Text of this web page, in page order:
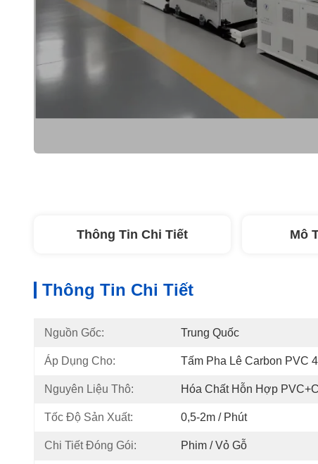
Thông Tin Chi Tiết Mô
Thông Tin Chi Tiết
Nguồn Gốc: Trung Quốc
Áp Dụng Cho: Tấm Pha Lê Carbon PVC
Nguyên Liệu Thô: Hóa Chất Hỗn Hợp
Tốc Độ Sản Xuất: 0,5-2m / Phút
Chi Tiết Đóng Gói: Phim / Vỏ Gỗ